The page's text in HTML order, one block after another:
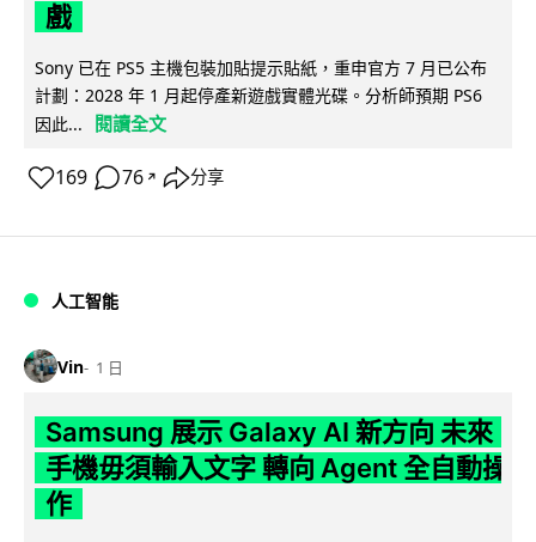
戲
Sony 已在 PS5 主機包裝加貼提示貼紙，重申官方 7 月已公布
計劃：2028 年 1 月起停產新遊戲實體光碟。分析師預期 PS6
因此...
閱讀全文
169 76 ↗ 分享
人工智能
Vin 1 日
Samsung 展示 Galaxy AI 新方向 未來
手機毋須輸入文字 轉向 Agent 全自動操
作